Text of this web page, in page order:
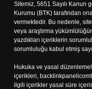
Sitemiz, 5651 Sayılı Kanun
Kurumu (BTK) tarafından
vermektedir. Bu nedenle,
veya araştırma
yazdıkları içeriklerin
sorumluluğu kabul etmiş
Hukuka ve yasal
içerikleri,
ilgili içerikler yasal süre